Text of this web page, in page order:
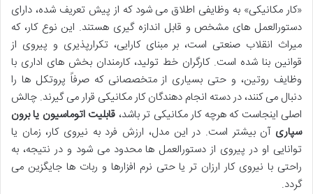
«کار مکانیکی» به وظایفی اطلاق می شود که از پیش تعریف شده، دارای
دستورالعمل های مشخص و قابل اندازه گیری هستند. این نوع کار، که
میراث انقلاب صنعتی است، بر مبنای کارایی، تکرارپذیری و پیروی از
قوانین بنا شده است. کارگران خط تولید، کارمندان بخش های اداری با
وظایف روتین، و حتی بسیاری از متخصصانی که صرفاً پروتکل ها را
دنبال می کنند، در دسته انجام دهندگان کار مکانیکی قرار می گیرند. چالش
اصلی اینجاست که هرچه کار مکانیکی تر باشد، قابلیت اتوماسیون یا برون
سپاری آن بیشتر است. در این مدل، ارزش فرد به نیروی کار، زمان یا
توانایی او در پیروی از دستورالعمل ها محدود می شود و در نتیجه، به
راحتی با نیروی کار ارزان تر یا حتی نرم افزارها و ربات ها جایگزین می
گردد.